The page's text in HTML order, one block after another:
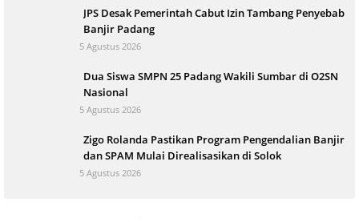
JPS Desak Pemerintah Cabut Izin Tambang Penyebab
Banjir Padang
5 Agustus 2026
Dua Siswa SMPN 25 Padang Wakili Sumbar di O2SN
Nasional
5 Agustus 2026
Zigo Rolanda Pastikan Program Pengendalian Banjir
dan SPAM Mulai Direalisasikan di Solok
5 Agustus 2026